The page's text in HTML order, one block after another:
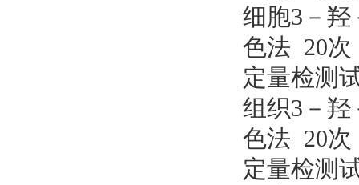
细胞3－羟
色法 20次
定量检测
组织3－羟
色法 20次
定量检测